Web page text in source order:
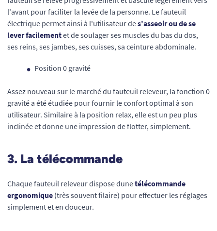
l'avant pour faciliter la levée de la personne. Le fauteuil
électrique permet ainsi à l'utilisateur des'asseoir ou de se
lever facilementet de soulager ses muscles du bas du dos,
ses reins, ses jambes, ses cuisses, sa ceinture abdominale.
Position 0 gravité
Assez nouveau sur le marché du fauteuil releveur, la fonction 0
gravité a été étudiée pour fournir le confort optimal à son
utilisateur. Similaire à la position relax, elle est un peu plus
inclinée et donne une impression de flotter, simplement.
3. La télécommande
Chaque fauteuil releveur dispose dunetélécommande
ergonomique (très souvent filaire) pour effectuer les réglages
simplement et en douceur.